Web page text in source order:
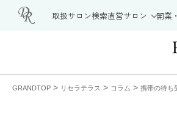
取扱サロン検索直営サロン 開業
GRANDTOP > リセラテラス > コラム > 携帯の待ち